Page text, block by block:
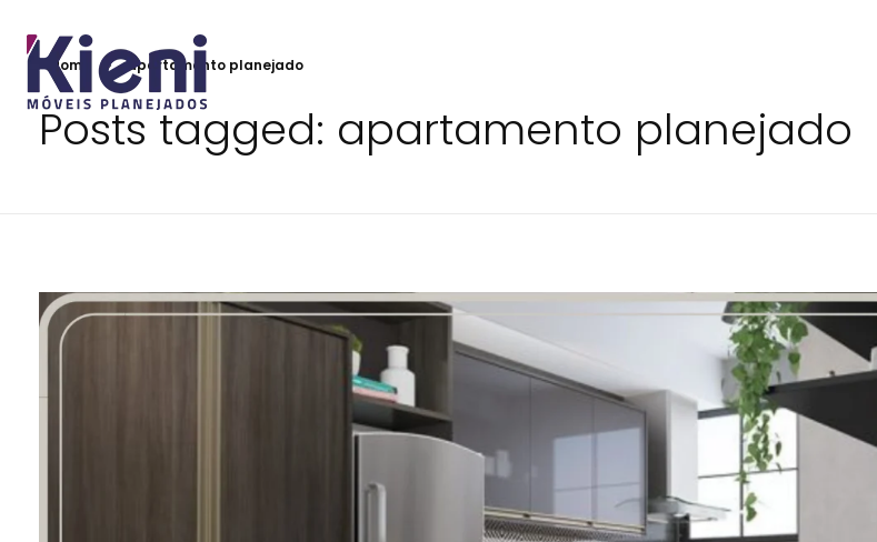
Home apartamento planejado
Posts tagged: apartamento planejado